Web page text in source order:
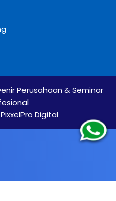
Perusahaan & Seminar
PixxelPro Digital